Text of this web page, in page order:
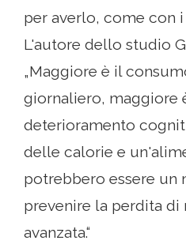
per averlo, come con
L'autore dello studio
„Maggiore è il
giornaliero, maggiore
deterioramento
delle calorie e
potrebbero essere un
prevenire la perdita di
avanzata.“